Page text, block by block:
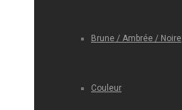
Brune / Ambrée / Noire
Couleur